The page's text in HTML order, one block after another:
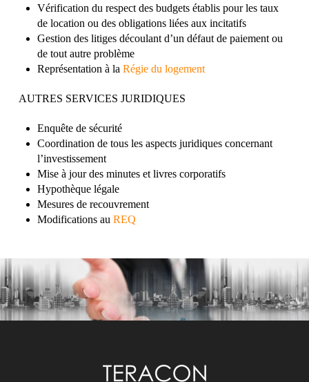
Vérification du respect des budgets établis pour les taux
de location ou des obligations liées aux incitatifs
Gestion des litiges découlant d’un défaut de paiement ou
de tout autre problème
Représentation à la Régie du logement
AUTRES SERVICES JURIDIQUES
Enquête de sécurité
Coordination de tous les aspects juridiques concernant
l’investissement
Mise à jour des minutes et livres corporatifs
Hypothèque légale
Mesures de recouvrement
Modifications au REQ